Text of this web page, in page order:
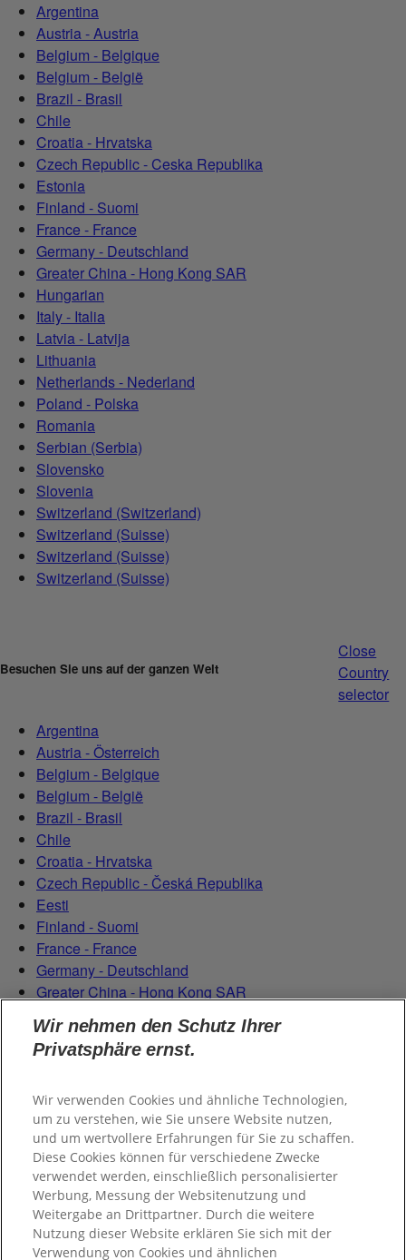
Argentina
Austria - Austria
Belgium - Belgique
Belgium - België
Brazil - Brasil
Chile
Croatia - Hrvatska
Czech Republic - Ceska Republika
Estonia
Finland - Suomi
France - France
Germany - Deutschland
Greater China - Hong Kong SAR
Hungarian
Italy - Italia
Latvia - Latvija
Lithuania
Netherlands - Nederland
Poland - Polska
Romania
Serbian (Serbia)
Slovensko
Slovenia
Switzerland (Switzerland)
Switzerland (Suisse)
Switzerland (Suisse)
Switzerland (Suisse)
Besuchen Sie uns auf der ganzen Welt
Close
Country
selector
Argentina
Austria - Österreich
Belgium - Belgique
Belgium - België
Brazil - Brasil
Chile
Croatia - Hrvatska
Czech Republic - Česká Republika
Eesti
Finland - Suomi
France - France
Germany - Deutschland
Greater China - Hong Kong SAR
Magyarország
Italy - Italia
Latvia - Latvija
Netherlands - Nederland
Poland - Polska
România
Serbian (Serbia)
Slovensko
Slovenija
Switzerland (Schweiz)
Switzerland (Suisse)
Wir nehmen den Schutz Ihrer
Privatsphäre ernst.
Wir verwenden Cookies und ähnliche Technologien,
um zu verstehen, wie Sie unsere Website nutzen,
und um wertvollere Erfahrungen für Sie zu schaffen.
Diese Cookies können für verschiedene Zwecke
verwendet werden, einschließlich personalisierter
Werbung, Messung der Websitenutzung und
Weitergabe an Drittpartner. Durch die weitere
Nutzung dieser Website erklären Sie sich mit der
Verwendung von Cookies und ähnlichen